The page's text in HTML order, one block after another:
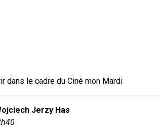
dans le cadre du Ciné mon Mardi
Jerzy Has